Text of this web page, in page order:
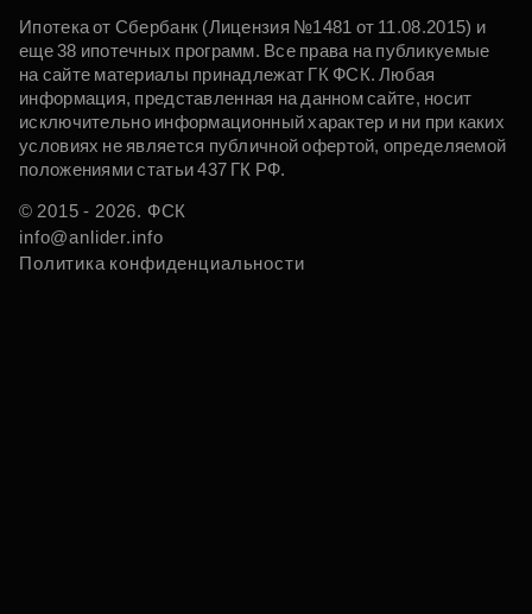
Ипотека от Сбербанк (Лицензия №1481 от 11.08.2015) и
еще 38 ипотечных программ. Все права на публикуемые
на сайте материалы принадлежат ГК ФСК. Любая
информация, представленная на данном сайте, носит
исключительно информационный характер и ни при каких
условиях не является публичной офертой, определяемой
положениями статьи 437 ГК РФ.
© 2015 - 2026. ФСК
info@anlider.info
Политика конфиденциальности